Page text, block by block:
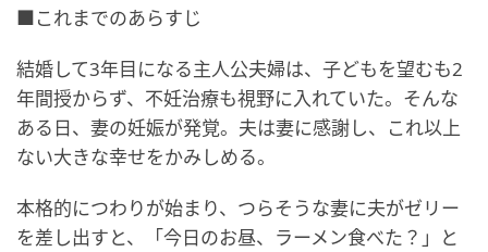
■これまでのあらすじ
結婚して3年目になる主人公夫婦は、子どもを望むも2
年間授からず、不妊治療も視野に入れていた。そんな
ある日、妻の妊娠が発覚。夫は妻に感謝し、これ以上
ない大きな幸せをかみしめる。
本格的につわりが始まり、つらそうな妻に夫がゼリー
を差し出すと、「今日のお昼、ラーメン食べた？」と